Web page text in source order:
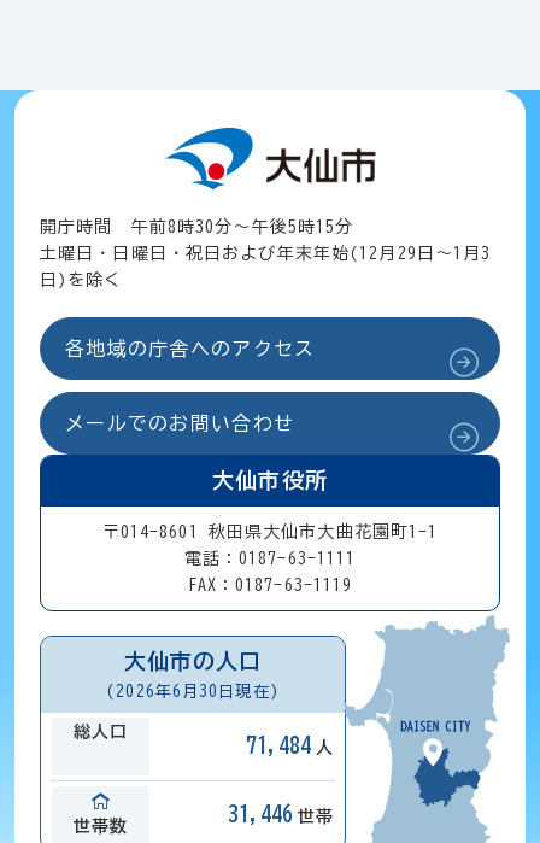
開庁時間 午前8時30分～午後5時15分
土曜日・日曜日・祝日および年末年始(12月29日～1月3
日)を除く
各地域の庁舎へのアクセス
メールでのお問い合わせ
大仙市役所
〒014-8601 秋田県大仙市大曲花園町1-1
電話：0187-63-1111
FAX：0187-63-1119
大仙市の人口
(2026年6月30日現在)
総人口
71,484 人
世帯数
31,446 世帯